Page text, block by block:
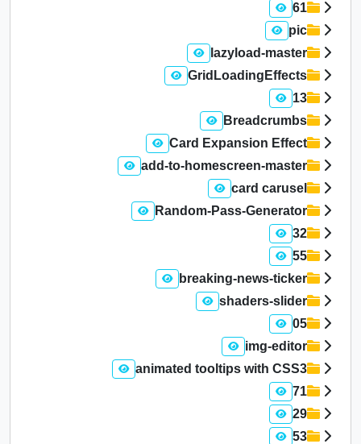
61
pic
lazyload-master
GridLoadingEffects
13
Breadcrumbs
Card Expansion Effect
add-to-homescreen-master
card carusel
Random-Pass-Generator
32
55
breaking-news-ticker
shaders-slider
05
img-editor
animated tooltips with CSS3
71
29
53